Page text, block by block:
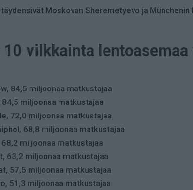
Moskovan Sheremetyevo ja
10 vilkkainta
84,5 miljoonaa matkustajaa
miljoonaa matkustajaa
72,0 miljoonaa matkustajaa
68,8 miljoonaa matkustajaa
miljoonaa matkustajaa
63,2 miljoonaa matkustajaa
57,5 miljoonaa matkustajaa
51,3 miljoonaa matkustajaa